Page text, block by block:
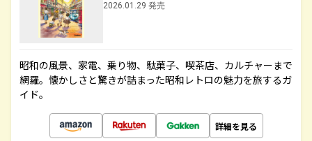
2026.01.29 発売
昭和の風景、家電、乗り物、駄菓子、喫茶店、カルチャーまで
網羅。懐かしさと驚きが詰まった昭和レトロの魅力を旅するガ
イド。
詳細を見る